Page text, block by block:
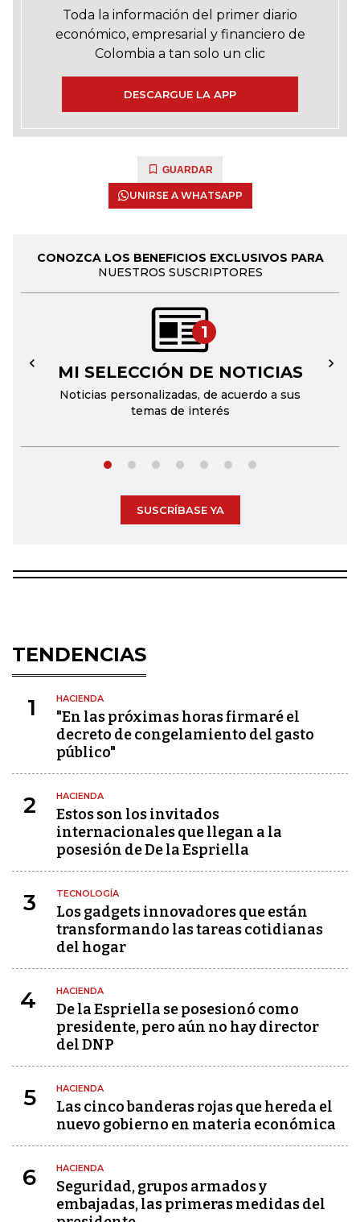
Toda la información del primer diario
económico, empresarial y financiero de
Colombia a tan solo un clic
DESCARGUE LA APP
GUARDAR
UNIRSE A WHATSAPP
CONOZCA LOS BENEFICIOS EXCLUSIVOS PARA
NUESTROS SUSCRIPTORES
1
MI SELECCIÓN DE NOTICIAS
Noticias personalizadas, de acuerdo a sus
temas de interés
← →
SUSCRÍBASE YA
TENDENCIAS
1 HACIENDA
"En las próximas horas firmaré el
decreto de congelamiento del gasto
público"
2 HACIENDA
Estos son los invitados
internacionales que llegan a la
posesión de De la Espriella
3 TECNOLOGÍA
Los gadgets innovadores que están
transformando las tareas cotidianas
del hogar
4 HACIENDA
De la Espriella se posesionó como
presidente, pero aún no hay director
del DNP
5 HACIENDA
Las cinco banderas rojas que hereda el
nuevo gobierno en materia económica
6 HACIENDA
Seguridad, grupos armados y
embajadas, las primeras medidas del